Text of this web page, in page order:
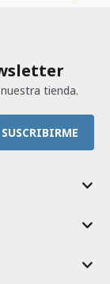
tienda.
SUSCRIBIRME